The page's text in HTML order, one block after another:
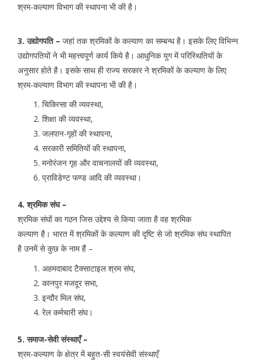
श्रम-कल्याण विभाग की स्थापना भी की है।
3. उद्योगपति – जहां तक श्रमिकों के कल्याण का सम्बन्ध है। इसके लिए विभिन्न
उद्योगपतियों ने भी महत्त्वपूर्ण कार्य किये है। आधुनिक युग में परिस्थितियों के
अनुसार होते है। इसके साथ ही राज्य सरकार ने श्रमिकों के कल्याण के लिए
श्रम-कल्याण विभाग की स्थापना भी की है।
चिकित्सा की व्यवस्था,
शिक्षा की व्यवस्था,
जलपान-गृहों की स्थापना,
सरकारी समितियों की स्थापना,
मनोरंजन गृह और वाचनालयों की व्यवस्था,
प्राविडेण्ट फण्ड आदि की व्यवस्था।
4. श्रमिक संघ –
श्रमिक संघों का गठन जिस उद्देश्य से किया जाता है वह श्रमिक
कल्याण है। भारत में श्रमिकों के कल्याण की दृष्टि से जो श्रमिक संघ स्थापित
है उनमें से कुछ के नाम हैं –
अहमदाबाद टैक्साटाइल श्रम संघ,
कानपुर मजदूर सभा,
इन्दौर मिल संघ,
रेल कर्मचारी संघ।
5. समाज-सेवी संस्थाएँ –
श्रम-कल्याण के क्षेत्र में बहुत-सी स्वयंसेवी संस्थाएँ